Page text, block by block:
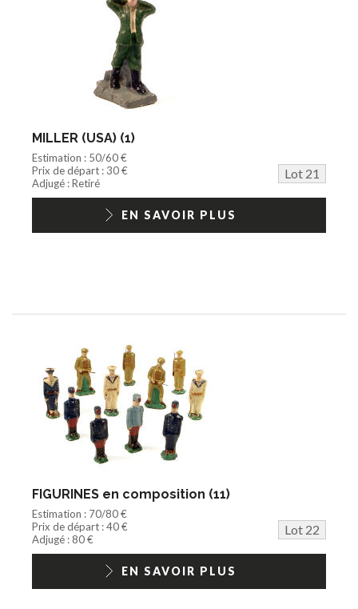
MILLER (USA) (1)
Estimation : 50/60 €
Prix de départ : 30 €
Lot 21
Adjugé : Retiré
EN SAVOIR PLUS
FIGURINES en composition (11)
Estimation : 70/80 €
Prix de départ : 40 €
Lot 22
Adjugé : 80 €
EN SAVOIR PLUS